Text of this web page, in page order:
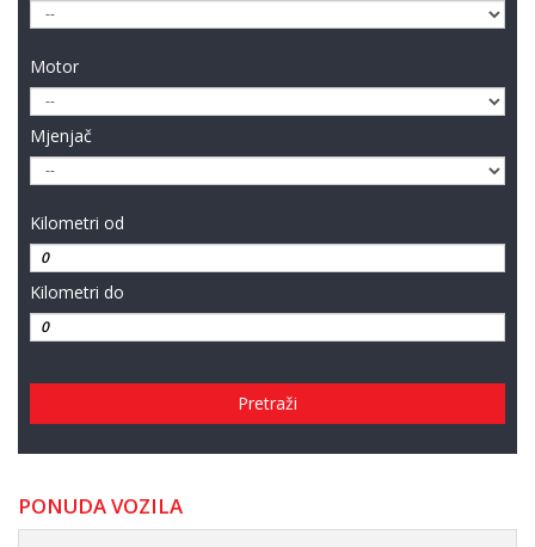
Motor
Mjenjač
Kilometri od
Kilometri do
Pretraži
PONUDA VOZILA